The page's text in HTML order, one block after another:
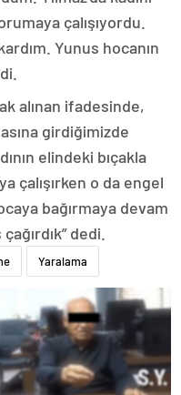
çalışıyordu.
Yunus hocanın
alınan ifadesinde,
girdiğimizde
elindeki bıçakla
çalışırken o da engel
bağırmaya devam
dedi.
Yaralama